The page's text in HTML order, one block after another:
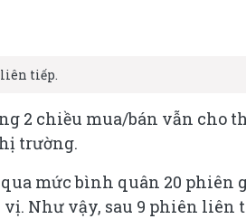
tiếp.
2 chiều mua/bán vẫn cho
trường.
mức bình quân 20 phiên
vị. Như vậy, sau 9 phiên liên